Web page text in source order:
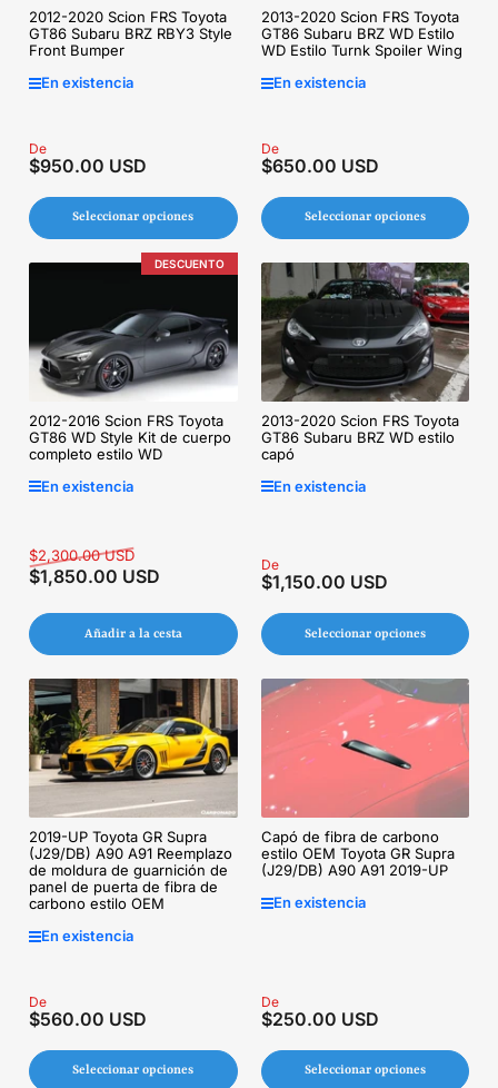
2012-2020 Scion FRS Toyota
GT86 Subaru BRZ RBY3 Style
Front Bumper
En existencia
Precio
regular
De
$950.00 USD
Seleccionar opciones
2013-2020 Scion FRS Toyota
GT86 Subaru BRZ WD Estilo
WD Estilo Turnk Spoiler Wing
En existencia
Precio
regular
De
$650.00 USD
Seleccionar opciones
DESCUENTO
2012-2016 Scion FRS Toyota
GT86 WD Style Kit de cuerpo
completo estilo WD
En existencia
Precio
regular
$2,300.00 USDPrecio
de
$1,850.00 USD
Añadir a la cesta
2013-2020 Scion FRS Toyota
GT86 Subaru BRZ WD estilo
capó
En existencia
Precio
regular
De
$1,150.00 USD
Seleccionar opciones
2019-UP Toyota GR Supra
(J29/DB) A90 A91 Reemplazo
de moldura de guarnición de
panel de puerta de fibra de
carbono estilo OEM
En existencia
Precio
regular
De
$560.00 USD
Seleccionar opciones
Capó de fibra de carbono
estilo OEM Toyota GR Supra
(J29/DB) A90 A91 2019-UP
En existencia
Precio
regular
De
$250.00 USD
Seleccionar opciones